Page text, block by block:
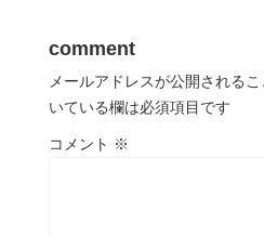
comment
メールアドレスが公開されるこ
いている欄は必須項目です
コメント ※